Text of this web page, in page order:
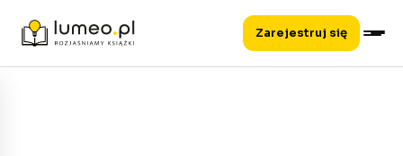
Zarejestruj się